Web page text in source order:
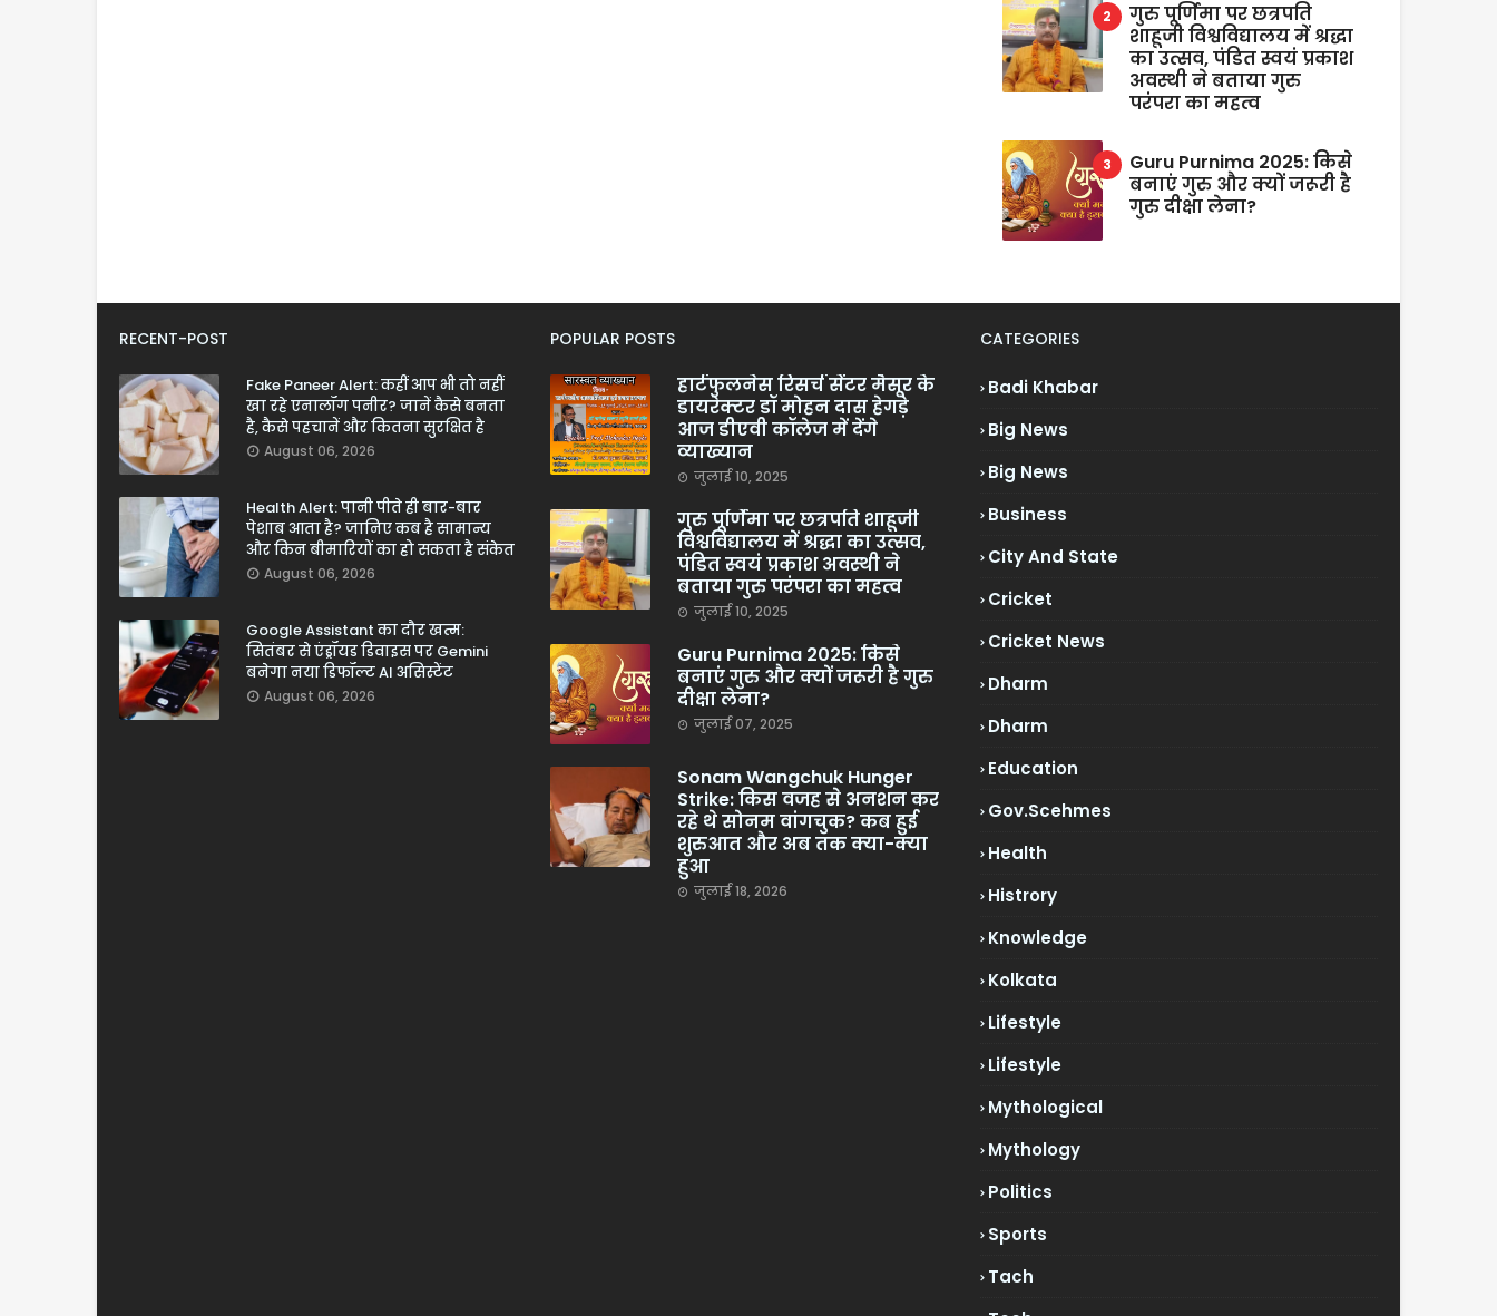
गुरु पूर्णिमा पर छत्रपति
शाहूजी विश्वविद्यालय में श्रद्धा
का उत्सव, पंडित स्वयं प्रकाश
अवस्थी ने बताया गुरु
परंपरा का महत्व
Guru Purnima 2025: किसे
बनाएं गुरु और क्यों जरूरी है
गुरु दीक्षा लेना?
RECENT-POST
Fake Paneer Alert: कहीं आप भी तो नहीं
खा रहे एनालॉग पनीर? जानें कैसे बनता
है, कैसे पहचानें और कितना सुरक्षित है
August 06, 2026
Health Alert: पानी पीते ही बार-बार
पेशाब आता है? जानिए कब है सामान्य
और किन बीमारियों का हो सकता है संकेत
August 06, 2026
Google Assistant का दौर खत्म:
सितंबर से एंड्रॉयड डिवाइस पर Gemini
बनेगा नया डिफॉल्ट AI असिस्टेंट
August 06, 2026
POPULAR POSTS
हार्टफुलनेस रिसर्च सेंटर मैसूर के
डायरेक्टर डॉ मोहन दास हेगड़े
आज डीएवी कॉलेज में देंगे
व्याख्यान
जुलाई 10, 2025
गुरु पूर्णिमा पर छत्रपति शाहूजी
विश्वविद्यालय में श्रद्धा का उत्सव,
पंडित स्वयं प्रकाश अवस्थी ने
बताया गुरु परंपरा का महत्व
जुलाई 10, 2025
Guru Purnima 2025: किसे
बनाएं गुरु और क्यों जरूरी है गुरु
दीक्षा लेना?
जुलाई 07, 2025
Sonam Wangchuk Hunger
Strike: किस वजह से अनशन कर
रहे थे सोनम वांगचुक? कब हुई
शुरुआत और अब तक क्या-क्या
हुआ
जुलाई 18, 2026
CATEGORIES
Badi Khabar
Big News
Big News
Business
City And State
Cricket
Cricket News
Dharm
Dharm
Education
Gov.scehmes
Health
Histrory
Knowledge
Kolkata
Lifestyle
Lifestyle
Mythological
Mythology
Politics
Sports
Tach